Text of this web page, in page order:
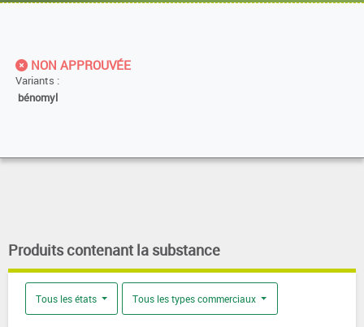
NON APPROUVÉE
Variants :
bénomyl
Produits contenant la substance
Tous les états Tous les types commerciaux